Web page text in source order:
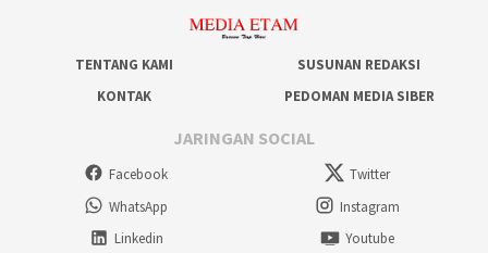
TENTANG KAMI
SUSUNAN REDAKSI
KONTAK
PEDOMAN MEDIA SIBER
JARINGAN SOCIAL
Facebook
Twitter
WhatsApp
Instagram
Linkedin
Youtube